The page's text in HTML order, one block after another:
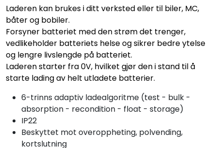
Laderen kan brukes i ditt verksted eller til biler, MC,
båter og bobiler.
Forsyner batteriet med den strøm det trenger,
vedlikeholder batteriets helse og sikrer bedre ytelse
og lengre livslengde på batteriet.
Laderen starter fra 0V, hvilket gjør den i stand til å
starte lading av helt utladete batterier.
6-trinns adaptiv ladealgoritme (test - bulk -
absorption - recondition - float - storage)
IP22
Beskyttet mot overoppheting, polvending,
kortslutning